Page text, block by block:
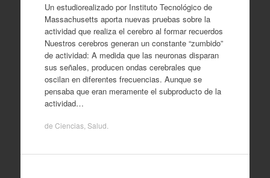
Un estudiorealizado por Instituto Tecnológico de
Massachusetts aporta nuevas pruebas sobre la
actividad que realiza el cerebro al formar recuerdos
Nuestros cerebros generan un constante “zumbido”
de actividad: A medida que las neuronas disparan
sus señales, producen ondas cerebrales que
oscilan en diferentes frecuencias. Aunque se
pensaba que eran meramente el subproducto de la
actividad…
de Ciencias, Salud